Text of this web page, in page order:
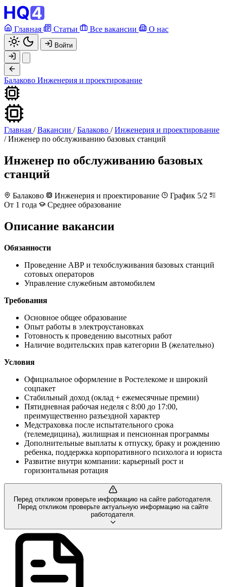
Главная Статьи Все вакансии О нас
Войти
Балаково Инженерия и проектирование
Главная / Вакансии / Балаково / Инженерия и проектирование
/ Инженер по обслуживанию базовых станций
Инженер по обслуживанию базовых
станций
Балаково Инженерия и проектирование
График 5/2
От 1 года
Среднее образование
Описание вакансии
Обязанности
Проведение АВР и техобслуживания базовых станций
сотовых операторов
Управление служебным автомобилем
Требования
Основное общее образование
Опыт работы в электроустановках
Готовность к проведению высотных работ
Наличие водительских прав категории В (желательно)
Условия
Официальное оформление в Ростелекоме и широкий
соцпакет
Стабильный доход (оклад + ежемесячные премии)
Пятидневная рабочая неделя с 8:00 до 17:00,
преимущественно разъездной характер
Медстраховка после испытательного срока
(телемедицина), жилищная и пенсионная программы
Дополнительные выплаты к отпуску, браку и рождению
ребенка, поддержка корпоративного психолога и юриста
Развитие внутри компании: карьерный рост и
горизонтальная ротация
Перед откликом проверьте информацию на сайте работодателя.
Перед откликом проверьте актуальную информацию на сайте
работодателя.